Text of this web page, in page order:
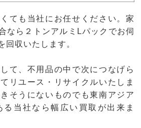
ても当社にお任せください。家
なら２トンアルミLパックでお伺
回収いたします。
て、不用品の中で次につなげら
リユース・リサイクルいたしま
そうにないものでも東南アジア
当社なら幅広い買取が出来ま